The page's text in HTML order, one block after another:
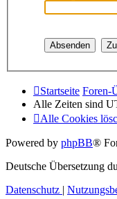
Startseite Foren-
Alle Zeiten sind
Alle Cookies
Powered by phpBB®
Deutsche Übersetzung
Datenschutz |